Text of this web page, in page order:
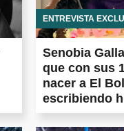
ENTREVISTA
Senobia
que con sus
nacer a El
escribiendo